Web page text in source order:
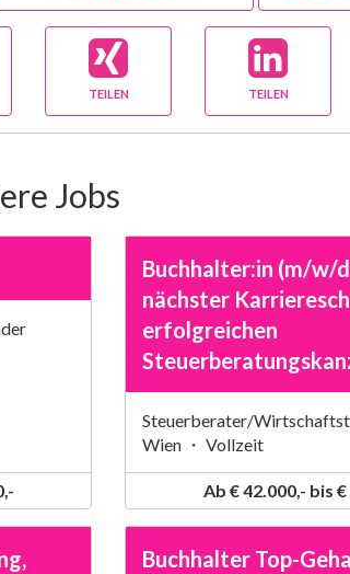
TEILEN TEILEN
Jobs
Buchhalter:in (m/w/
nächster
erfolgreichen
Steuerberater/
Wien ・ Vollzeit
Ab € 42.000,- bis
Buchhalter Top-